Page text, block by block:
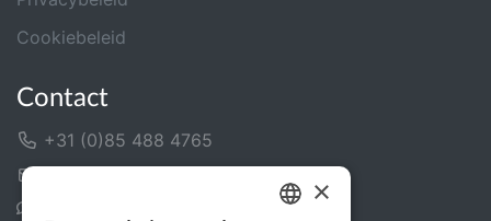
Cookiebeleid
Contact
+31 (0)85 488 4765
×